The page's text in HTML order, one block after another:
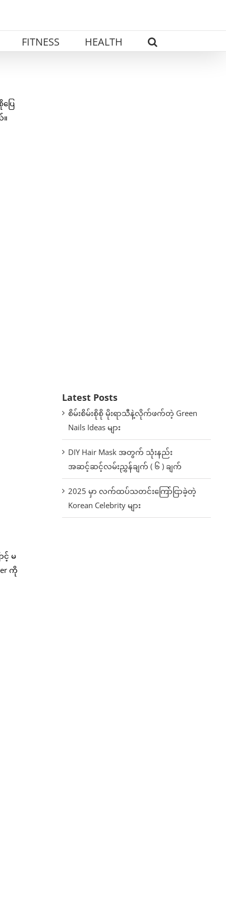
FITNESS HEALTH
ြေ
င့် မ
ကို
Latest Posts
စိမ်းစိမ်းစိုစို မိုးရာသီနဲ့လိုက်ဖက်တဲ့ Green
Nails Ideas များ
DIY Hair Mask အတွက် သုံးနည်း
အဆင့်ဆင့်လမ်းညွှန်ချက် ( ၆ ) ချက်
2025 မှာ လက်ထပ်သတင်းကြော်ငြာခဲ့တဲ့
Korean Celebrity များ